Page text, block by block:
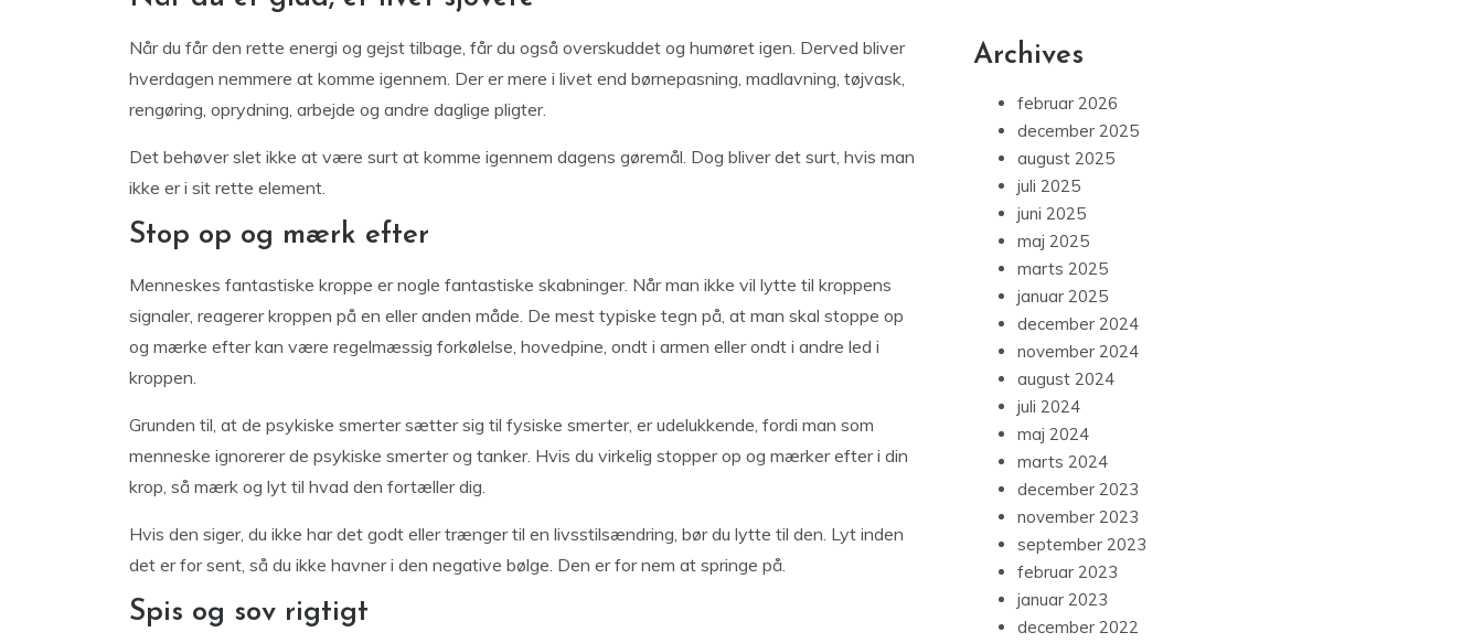
Når du får den rette energi og gejst tilbage, får du også overskuddet og humøret igen. Derved bliver
hverdagen nemmere at komme igennem. Der er mere i livet end børnepasning, madlavning, tøjvask,
rengøring, oprydning, arbejde og andre daglige pligter.
Det behøver slet ikke at være surt at komme igennem dagens gøremål. Dog bliver det surt, hvis man
ikke er i sit rette element.
Stop op og mærk efter
Menneskes fantastiske kroppe er nogle fantastiske skabninger. Når man ikke vil lytte til kroppens
signaler, reagerer kroppen på en eller anden måde. De mest typiske tegn på, at man skal stoppe op
og mærke efter kan være regelmæssig forkølelse, hovedpine, ondt i armen eller ondt i andre led i
kroppen.
Grunden til, at de psykiske smerter sætter sig til fysiske smerter, er udelukkende, fordi man som
menneske ignorerer de psykiske smerter og tanker. Hvis du virkelig stopper op og mærker efter i din
krop, så mærk og lyt til hvad den fortæller dig.
Hvis den siger, du ikke har det godt eller trænger til en livsstilsændring, bør du lytte til den. Lyt inden
det er for sent, så du ikke havner i den negative bølge. Den er for nem at springe på.
Spis og sov rigtigt
Archives
februar 2026
december 2025
august 2025
juli 2025
juni 2025
maj 2025
marts 2025
januar 2025
december 2024
november 2024
august 2024
juli 2024
maj 2024
marts 2024
december 2023
november 2023
september 2023
februar 2023
januar 2023
december 2022